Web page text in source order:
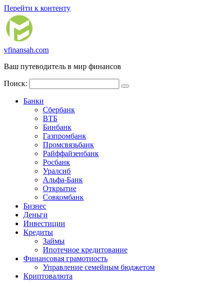
Перейти к контенту
vfinansah.com
Ваш путеводитель в мир финансов
Поиск:
Банки
Сбербанк
ВТБ
Бинбанк
Газпромбанк
Промсвязьбанк
Райффайзенбанк
Росбанк
Уралсиб
Альфа-Банк
Открытие
Совкомбанк
Бизнес
Деньги
Инвестиции
Кредиты
Займы
Ипотечное кредитование
Финансовая грамотность
Управление семейным бюджетом
Криптовалюта